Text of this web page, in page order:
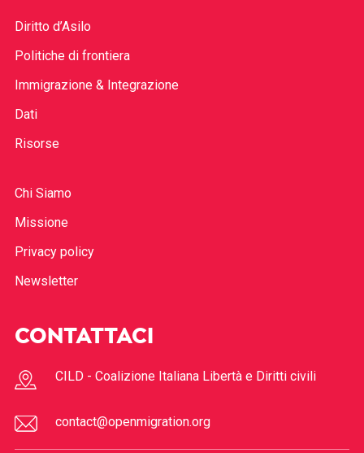
Diritto d’Asilo
Politiche di frontiera
Immigrazione & Integrazione
Dati
Risorse
Chi Siamo
Missione
Privacy policy
Newsletter
CONTATTACI
CILD - Coalizione Italiana Libertà e Diritti civili
contact@openmigration.org